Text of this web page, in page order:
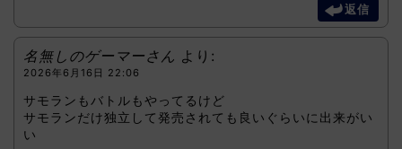
返信
名無しのゲーマーさん より:
2026年6月16日 22:06
サモランもバトルもやってるけど
サモランだけ独立して発売されても良いぐらいに出来がい
い